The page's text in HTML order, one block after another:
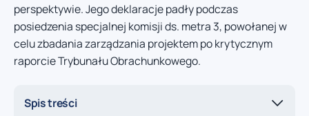
perspektywie. Jego deklaracje padły podczas
posiedzenia specjalnej komisji ds. metra 3, powołanej w
celu zbadania zarządzania projektem po krytycznym
raporcie Trybunału Obrachunkowego.
Spis treści